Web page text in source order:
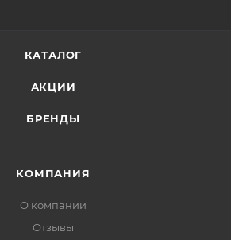
КАТАЛОГ
АКЦИИ
БРЕНДЫ
КОМПАНИЯ
О компании
Отзывы